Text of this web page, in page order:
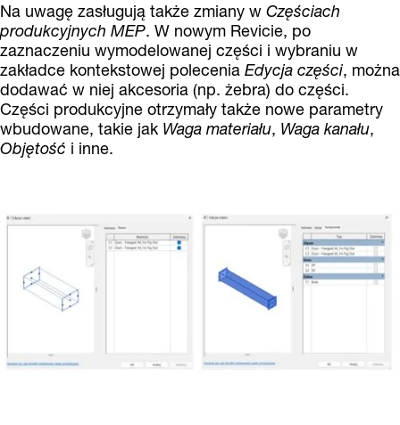
Na uwagę zasługują także zmiany w Częściach
produkcyjnych MEP. W nowym Revicie, po
zaznaczeniu wymodelowanej części i wybraniu w
zakładce kontekstowej polecenia Edycja części, można
dodawać w niej akcesoria (np. żebra) do części.
Części produkcyjne otrzymały także nowe parametry
wbudowane, takie jak Waga materiału, Waga kanału,
Objętość i inne.